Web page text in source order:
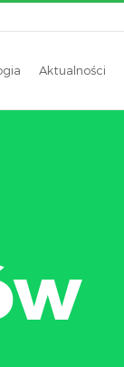
Aktualności